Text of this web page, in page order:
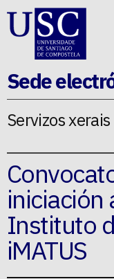
Ir ao contido da
Sede
Servizos xerais
iniciación
Instituto
iMATUS